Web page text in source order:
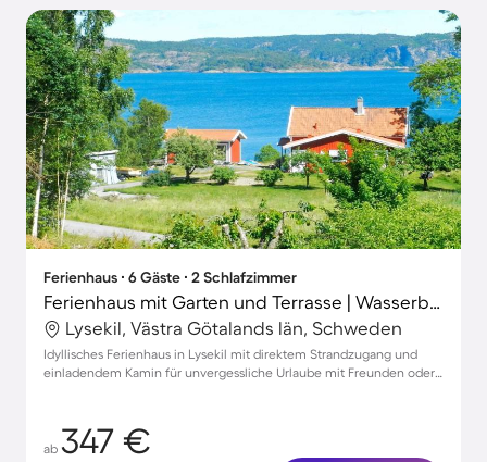
Ferienhaus ∙ 6 Gäste ∙ 2 Schlafzimmer
Ferienhaus mit Garten und Terrasse | Wasserblick
Lysekil, Västra Götalands län, Schweden
Idyllisches Ferienhaus in Lysekil mit direktem Strandzugang und
einladendem Kamin für unvergessliche Urlaube mit Freunden oder
ab 347 €